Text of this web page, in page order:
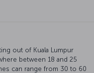
out of Kuala Lumpur
between 18 and 25
can range from 30 to 60